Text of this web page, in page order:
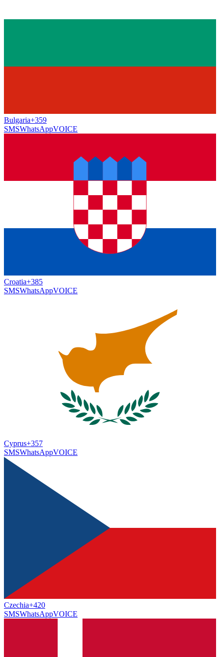
Bulgaria+359
SMSWhatsAppVOICE
Croatia+385
SMSWhatsAppVOICE
Cyprus+357
SMSWhatsAppVOICE
Czechia+420
SMSWhatsAppVOICE